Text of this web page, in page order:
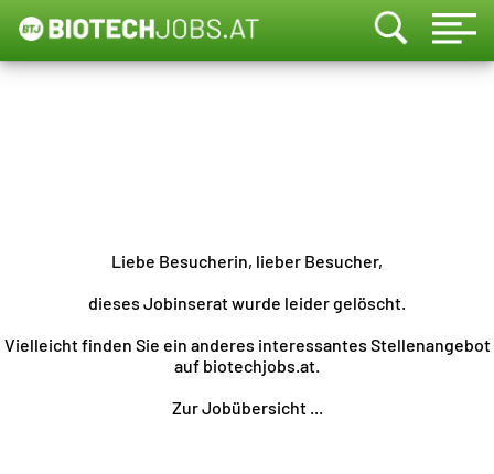
Liebe Besucherin, lieber Besucher,
dieses Jobinserat wurde leider gelöscht.
Vielleicht finden Sie ein anderes interessantes Stellenangebot
auf biotechjobs.at.
Zur Jobübersicht ...